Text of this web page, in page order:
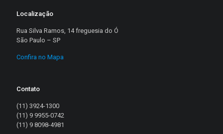
Localização
Rua Silva Ramos, 14 freguesia do Ó
São Paulo – SP
Confira no Mapa
Contato
(11) 3924-1300
(11) 9 9955-0742
(11) 9 8098-4981